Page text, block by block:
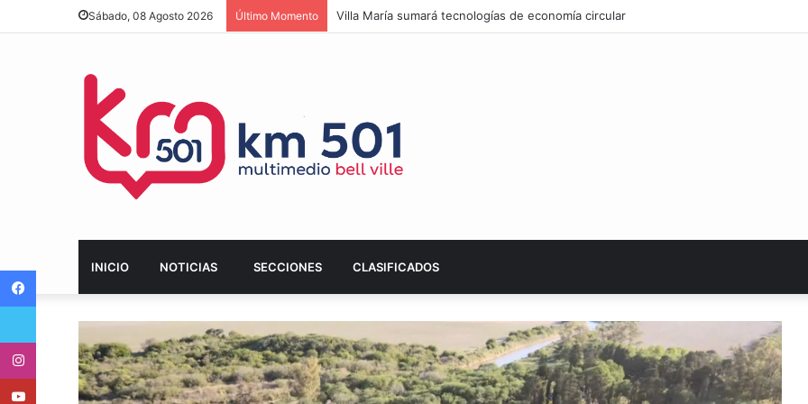
Sábado, 08 Agosto 2026 Último Momento Villa María sumará tecnologías de economía circular
INICIO NOTICIAS SECCIONES CLASIFICADOS
Instagram
Youtube